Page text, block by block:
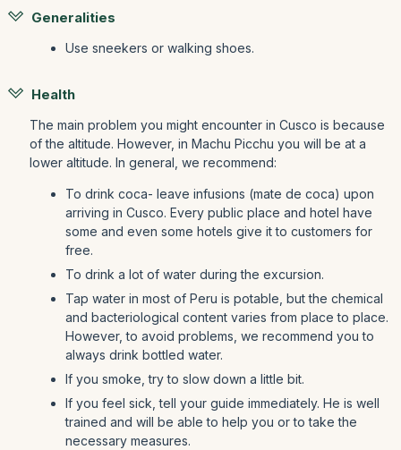
Generalities
Use sneekers or walking shoes.
Health
The main problem you might encounter in Cusco is because
of the altitude. However, in Machu Picchu you will be at a
lower altitude. In general, we recommend:
To drink coca- leave infusions (mate de coca) upon
arriving in Cusco. Every public place and hotel have
some and even some hotels give it to customers for
free.
To drink a lot of water during the excursion.
Tap water in most of Peru is potable, but the chemical
and bacteriological content varies from place to place.
However, to avoid problems, we recommend you to
always drink bottled water.
If you smoke, try to slow down a little bit.
If you feel sick, tell your guide immediately. He is well
trained and will be able to help you or to take the
necessary measures.